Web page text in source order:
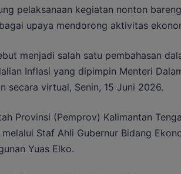
pelaksanaan kegiatan nonton
upaya mendorong aktivitas
menjadi salah satu pembahasan
Inflasi yang dipimpin Menteri
secara virtual, Senin, 15 Juni 2026.
Provinsi (Pemprov) Kalimantan
Staf Ahli Gubernur Bidang
Yuas Elko.